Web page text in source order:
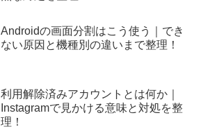
Androidの画面分割はこう使う｜でき
ない原因と機種別の違いまで整理！
利用解除済みアカウントとは何か｜
Instagramで見かける意味と対処を整
理！